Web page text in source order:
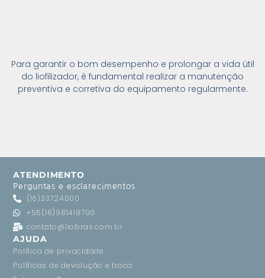
Para garantir o bom desempenho e prolongar a vida útil
do liofilizador, é fundamental realizar a manutenção
preventiva e corretiva do equipamento regularmente.
ATENDIMENTO
Perguntas e esclarecimentos
(16)33724000
+55(16)981418700
contato@liobras.com.br
AJUDA
Política de privacidade
Políticas de devolução e troca